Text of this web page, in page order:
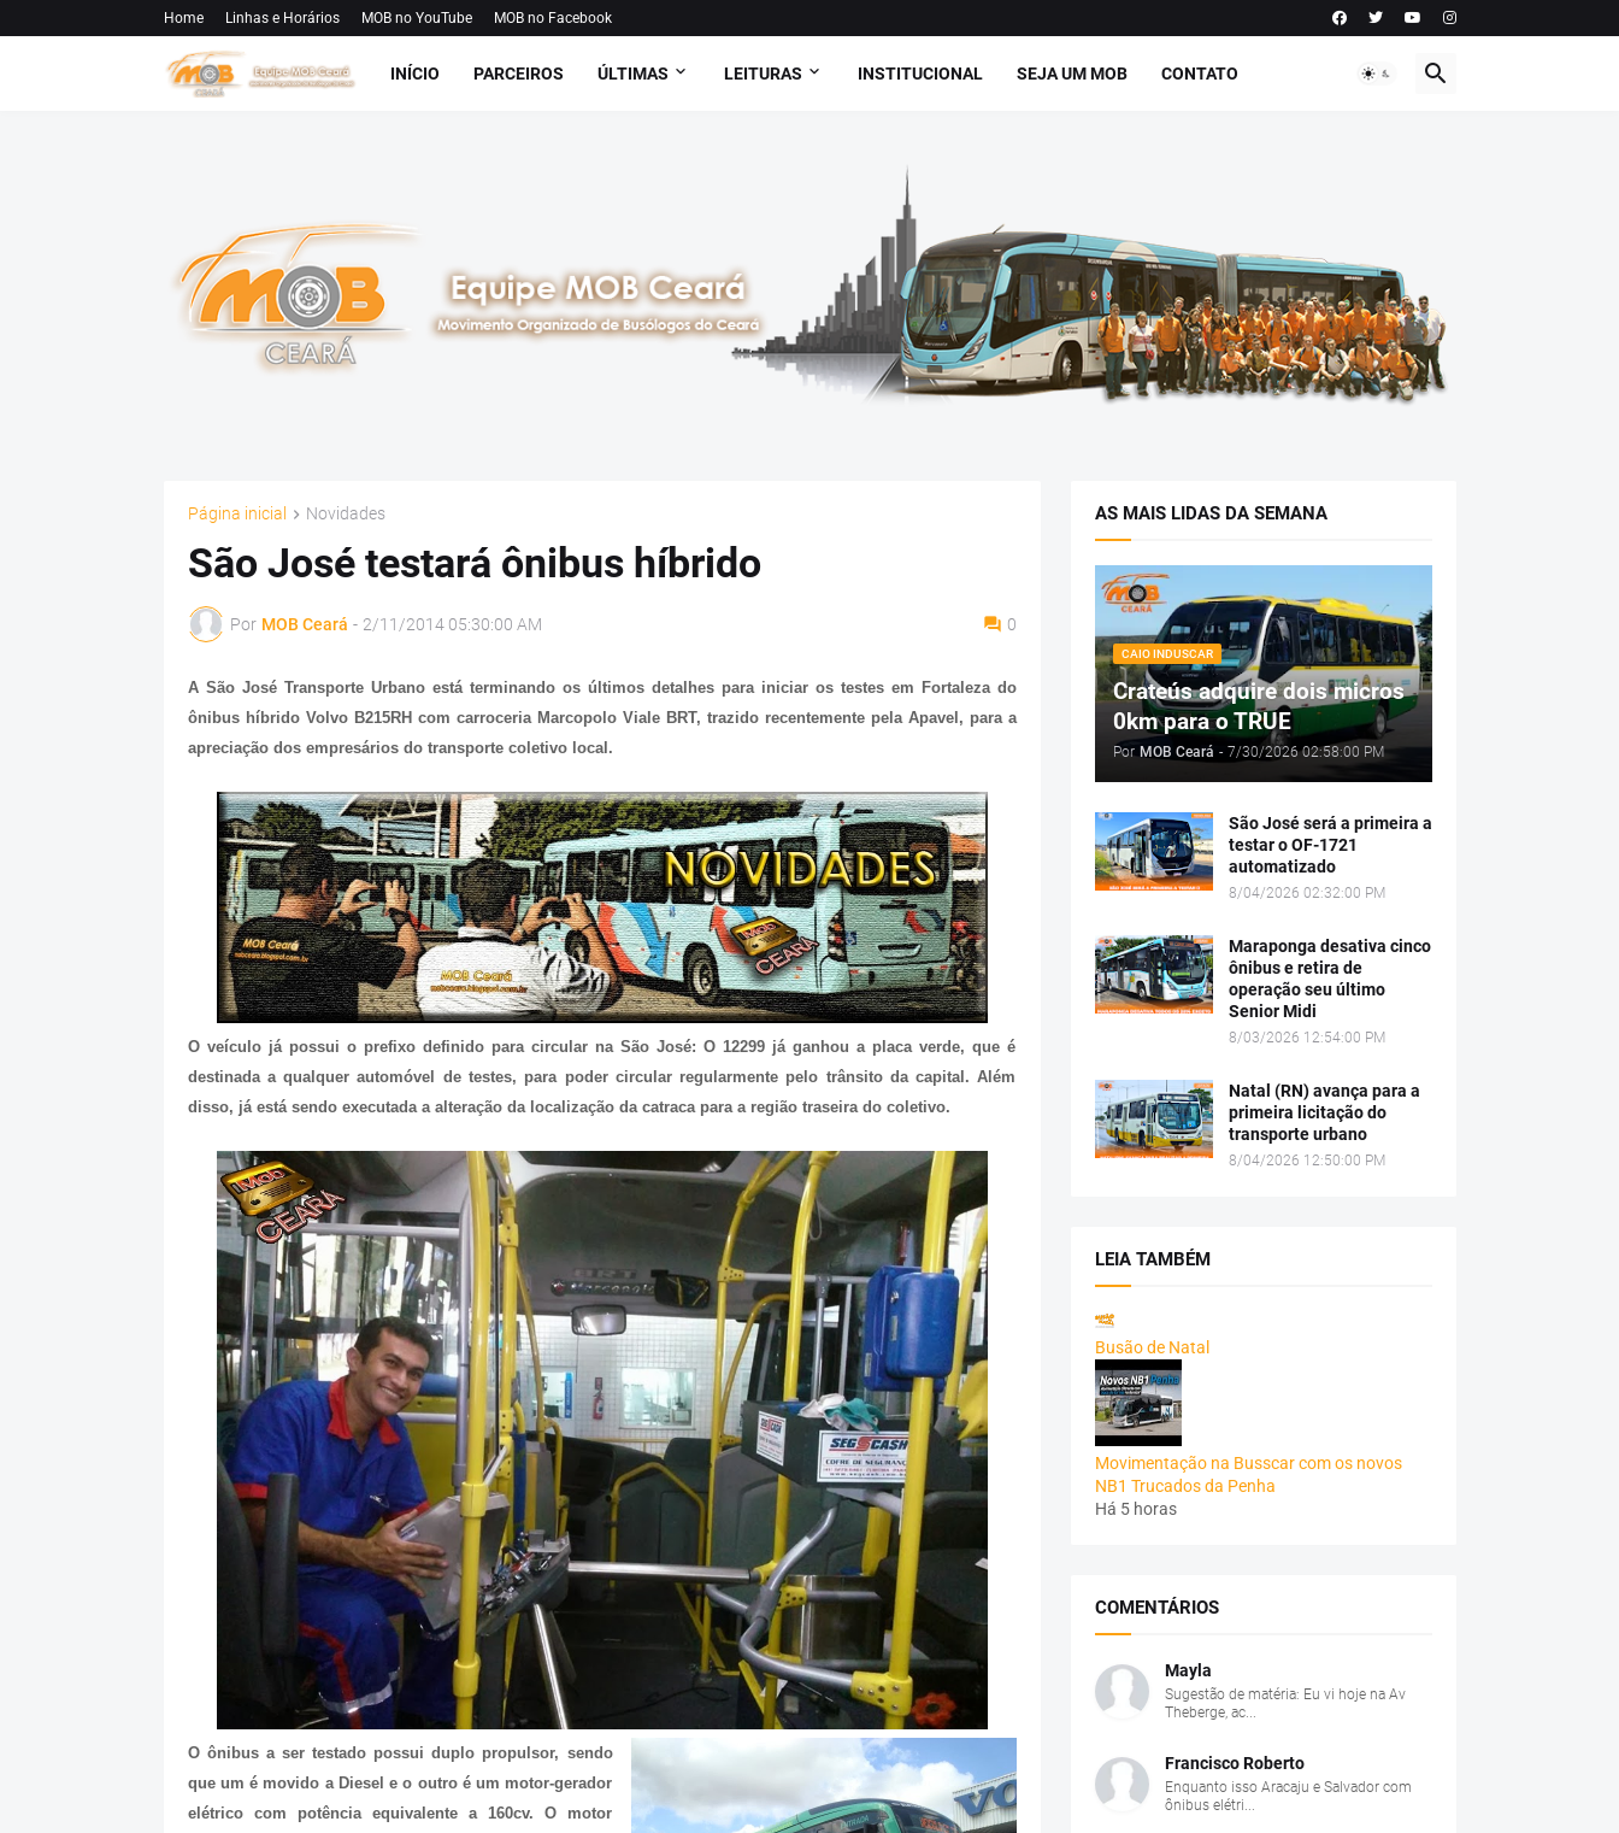
Home Linhas e Horários MOB no YouTube MOB no Facebook
INÍCIO PARCEIROS ÚLTIMAS LEITURAS INSTITUCIONAL SEJA UM MOB CONTATO
Página inicial Novidades
São José testará ônibus híbrido
Por MOB Ceará - 2/11/2014 05:30:00 AM 0
A São José Transporte Urbano está terminando os últimos detalhes para iniciar os testes em Fortaleza do
ônibus híbrido Volvo B215RH com carroceria Marcopolo Viale BRT, trazido recentemente pela Apavel, para a
apreciação dos empresários do transporte coletivo local.
O veículo já possui o prefixo definido para circular na São José: O 12299 já ganhou a placa verde, que é
destinada a qualquer automóvel de testes, para poder circular regularmente pelo trânsito da capital. Além
disso, já está sendo executada a alteração da localização da catraca para a região traseira do coletivo.
O ônibus a ser testado possui duplo propulsor, sendo
que um é movido a Diesel e o outro é um motor-gerador
elétrico com potência equivalente a 160cv. O motor
AS MAIS LIDAS DA SEMANA
CAIO INDUSCAR
Crateús adquire dois micros
0km para o TRUE
Por MOB Ceará - 7/30/2026 02:58:00 PM
São José será a primeira a
testar o OF-1721
automatizado
8/04/2026 02:32:00 PM
Maraponga desativa cinco
ônibus e retira de
operação seu último
Senior Midi
8/03/2026 12:54:00 PM
Natal (RN) avança para a
primeira licitação do
transporte urbano
8/04/2026 12:50:00 PM
LEIA TAMBÉM
Busão de Natal
Movimentação na Busscar com os novos
NB1 Trucados da Penha
Há 5 horas
COMENTÁRIOS
Mayla
Sugestão de matéria: Eu vi hoje na Av
Theberge, ac...
Francisco Roberto
Enquanto isso Aracaju e Salvador com
ônibus elétri...